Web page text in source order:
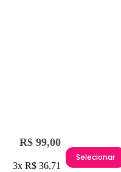
R$ 99,00
3x R$ 36,71
Selecionar